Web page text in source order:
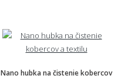
Nano hubka na čistenie kobercov